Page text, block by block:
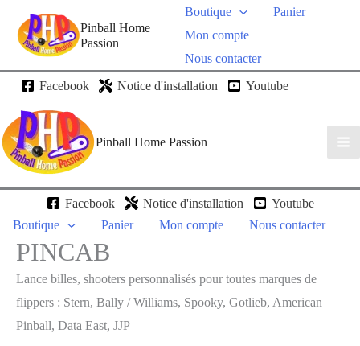
Pinball Home
Passion
Boutique
Panier
Mon compte
Nous contacter
Facebook
Notice d'installation Youtube
Pinball Home Passion
Facebook Notice d'installation
Youtube
Boutique
Panier Mon compte Nous contacter
PINCAB
Lance billes, shooters personnalisés pour toutes marques de
flippers : Stern, Bally / Williams, Spooky, Gotlieb, American
Pinball, Data East, JJP